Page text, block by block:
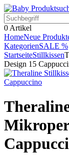
0 Artikel
HomeNeue
KategorienSALE %
StartseiteStillkissen
Design 15